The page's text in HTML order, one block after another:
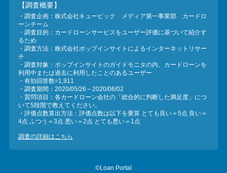
【調査概要】
・調査企画：株式会社キュービック メディア第一事業部 カードロ
ーンチーム
・調査目的：カードローンサービスをユーザー評価に基づいて紹介す
るため
・調査方法：株式会社ポップインサイトによるインターネットリサー
チ
・調査対象：ポップインサイトのガイドモニタの内、カードローンを
利用中または過去に利用したことのあるユーザー
・有効回答数=1,911
・調査期間：2020/05/26～2020/06/02
・質問項目：各カードローン会社の「総合的に判断した満足度」につ
いて5段階で教えてください。
・評価点数算出方法：評価点数は以下を乗算 とても良い＝5点 良い＝
4点 ふつう＝3点 悪い＝2点 とても悪い＝1点
調査の詳細はこちら
©Loan Portal